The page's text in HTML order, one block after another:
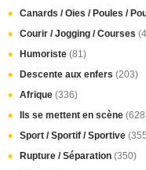
Canards / Oies / Poules /
Courir / Jogging / Courses
Humoriste (81)
Descente aux enfers (203)
Afrique (336)
Ils se mettent en scène
Sport / Sportif / Sportive
Rupture / Séparation (350)